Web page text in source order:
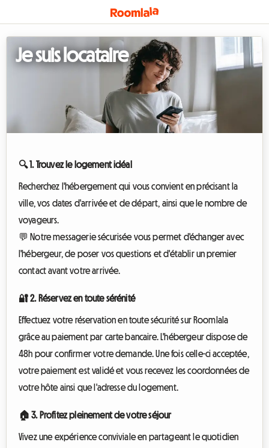
Je suis locataire
🔍 1. Trouvez le logement idéal
Recherchez l'hébergement qui vous convient en précisant la
ville, vos dates d'arrivée et de départ, ainsi que le nombre de
voyageurs.
💬 Notre messagerie sécurisée vous permet d'échanger avec
l'hébergeur, de poser vos questions et d'établir un premier
contact avant votre arrivée.
🔐 2. Réservez en toute sérénité
Effectuez votre réservation en toute sécurité sur Roomlala
grâce au paiement par carte bancaire. L'hébergeur dispose de
48h pour confirmer votre demande. Une fois celle-ci acceptée,
votre paiement est validé et vous recevez les coordonnées de
votre hôte ainsi que l'adresse du logement.
🏠 3. Profitez pleinement de votre séjour
Vivez une expérience conviviale en partageant le quotidien